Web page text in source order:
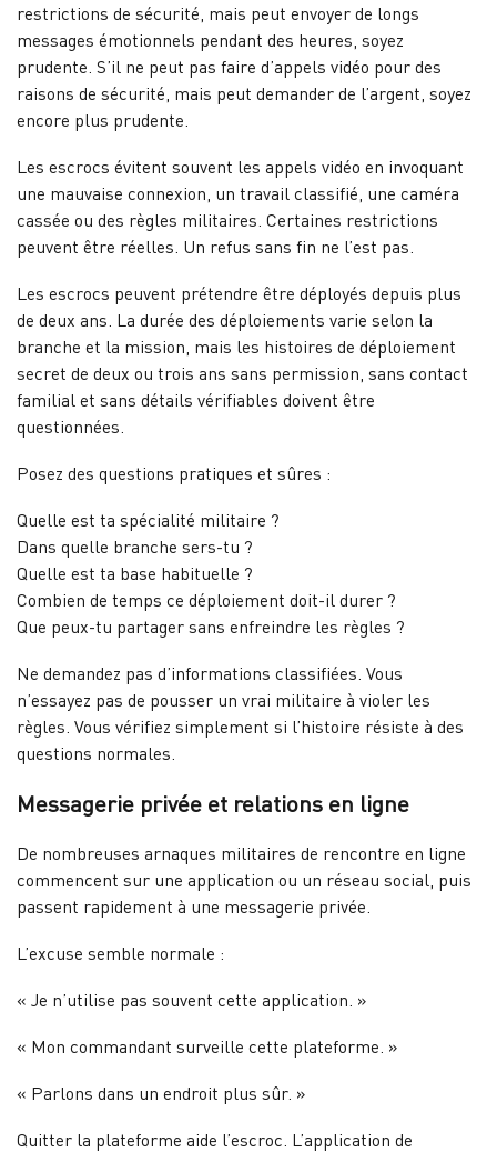
restrictions de sécurité, mais peut envoyer de longs
messages émotionnels pendant des heures, soyez
prudente. S’il ne peut pas faire d’appels vidéo pour des
raisons de sécurité, mais peut demander de l’argent, soyez
encore plus prudente.
Les escrocs évitent souvent les appels vidéo en invoquant
une mauvaise connexion, un travail classifié, une caméra
cassée ou des règles militaires. Certaines restrictions
peuvent être réelles. Un refus sans fin ne l’est pas.
Les escrocs peuvent prétendre être déployés depuis plus
de deux ans. La durée des déploiements varie selon la
branche et la mission, mais les histoires de déploiement
secret de deux ou trois ans sans permission, sans contact
familial et sans détails vérifiables doivent être
questionnées.
Posez des questions pratiques et sûres :
Quelle est ta spécialité militaire ?
Dans quelle branche sers-tu ?
Quelle est ta base habituelle ?
Combien de temps ce déploiement doit-il durer ?
Que peux-tu partager sans enfreindre les règles ?
Ne demandez pas d’informations classifiées. Vous
n’essayez pas de pousser un vrai militaire à violer les
règles. Vous vérifiez simplement si l’histoire résiste à des
questions normales.
Messagerie privée et relations en ligne
De nombreuses arnaques militaires de rencontre en ligne
commencent sur une application ou un réseau social, puis
passent rapidement à une messagerie privée.
L’excuse semble normale :
« Je n’utilise pas souvent cette application. »
« Mon commandant surveille cette plateforme. »
« Parlons dans un endroit plus sûr. »
Quitter la plateforme aide l’escroc. L’application de